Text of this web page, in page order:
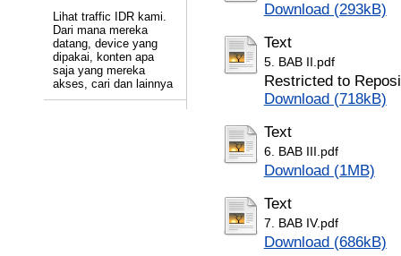
Lihat traffic IDR kami.
Dari mana mereka
datang, device yang
dipakai, konten apa
saja yang mereka
akses, cari dan lainnya
Download (293kB)
Text
5. BAB II.pdf
Restricted to
Download (718kB)
Text
6. BAB III.pdf
Download (1MB)
Text
7. BAB IV.pdf
Download (686kB)